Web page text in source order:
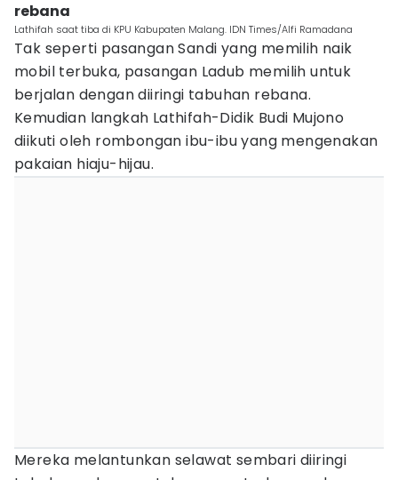
rebana
Lathifah saat tiba di KPU Kabupaten Malang. IDN Times/Alfi Ramadana
Tak seperti pasangan Sandi yang memilih naik
mobil terbuka, pasangan Ladub memilih untuk
berjalan dengan diiringi tabuhan rebana.
Kemudian langkah Lathifah-Didik Budi Mujono
diikuti oleh rombongan ibu-ibu yang mengenakan
pakaian hiaju-hijau.
Mereka melantunkan selawat sembari diiringi